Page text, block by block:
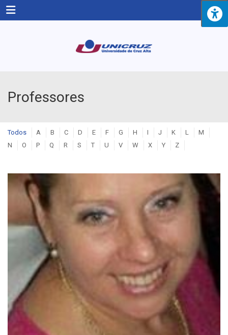
Menu
Professores
Todos A B C D E F G H I J K L
M
N
O P Q R S T U V W X Y Z